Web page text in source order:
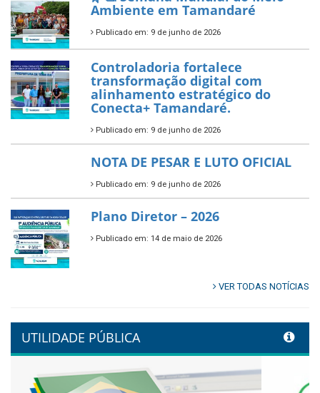
fortalecer a saúde pública do
município.
Publicado em: 10 de junho de 2026
Prefeitura de Tamandaré abre
inscrições para o Festival
Multicultural PNAB 2026
Publicado em: 9 de junho de 2026
🌳🌱 Projeto Arborização Urbana!
Publicado em: 9 de junho de 2026
🌿🚤 Semana Mundial do Meio
Ambiente em Tamandaré
alinhamento estratégico do
Conecta+ Tamandaré.